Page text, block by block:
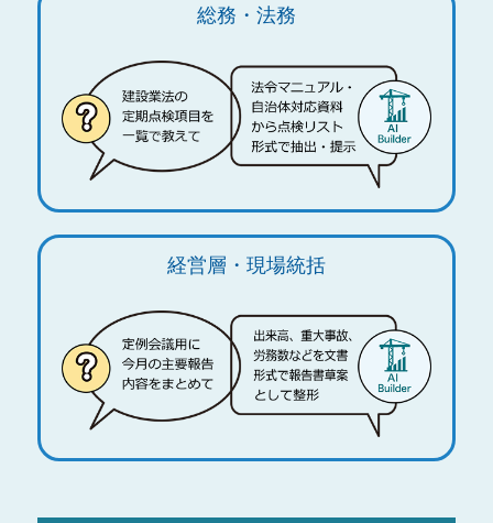
総務・法務
経営層・現場統括